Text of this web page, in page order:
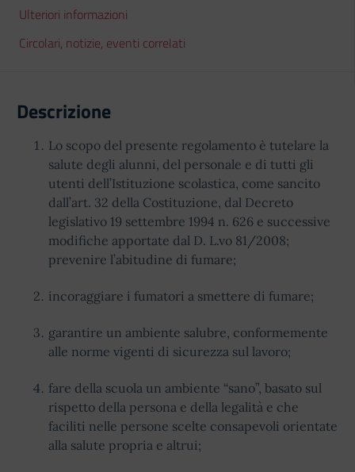
Ulteriori informazioni
Circolari, notizie, eventi correlati
Descrizione
Lo scopo del presente regolamento è tutelare la
salute degli alunni, del personale e di tutti gli
utenti dell’Istituzione scolastica, come sancito
dall’art. 32 della Costituzione, dal Decreto
legislativo 19 settembre 1994 n. 626 e successive
modifiche apportate dal D. L.vo 81/2008;
prevenire l’abitudine di fumare;
incoraggiare i fumatori a smettere di fumare;
garantire un ambiente salubre, conformemente
alle norme vigenti di sicurezza sul lavoro;
fare della scuola un ambiente “sano”, basato sul
rispetto della persona e della legalità e che
faciliti nelle persone scelte consapevoli orientate
alla salute propria e altrui;